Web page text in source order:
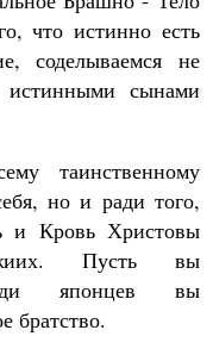
что истинно есть
соделываемся не
сынами
таинственному
но и ради того,
и Кровь Христовы
Пусть вы
японцев вы
братство.